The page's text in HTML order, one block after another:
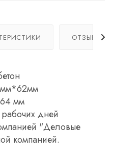
ОТЗЫВЫ
мм
дней
"Деловые
компанией.